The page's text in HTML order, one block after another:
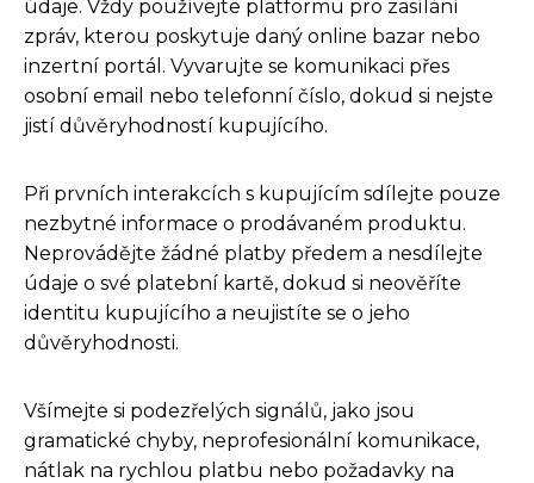
údaje. Vždy používejte platformu pro zasílání
zpráv, kterou poskytuje daný online bazar nebo
inzertní portál. Vyvarujte se komunikaci přes
osobní email nebo telefonní číslo, dokud si nejste
jistí důvěryhodností kupujícího.
Při prvních interakcích s kupujícím sdílejte pouze
nezbytné informace o prodávaném produktu.
Neprovádějte žádné platby předem a nesdílejte
údaje o své platební kartě, dokud si neověříte
identitu kupujícího a neujistíte se o jeho
důvěryhodnosti.
Všímejte si podezřelých signálů, jako jsou
gramatické chyby, neprofesionální komunikace,
nátlak na rychlou platbu nebo požadavky na